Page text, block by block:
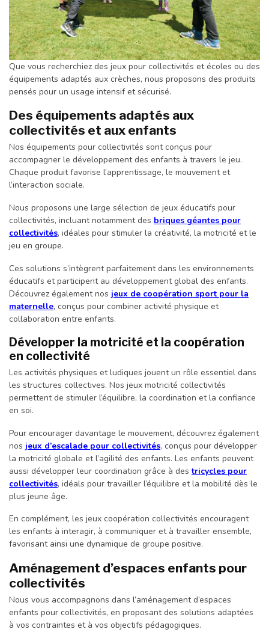
Que vous recherchiez des jeux pour collectivités et écoles ou des
équipements adaptés aux crèches, nous proposons des produits
pensés pour un usage intensif et sécurisé.
Des équipements adaptés aux
collectivités et aux enfants
Nos équipements pour collectivités sont conçus pour
accompagner le développement des enfants à travers le jeu.
Chaque produit favorise l’apprentissage, le mouvement et
l’interaction sociale.
Nous proposons une large sélection de jeux éducatifs pour
collectivités, incluant notamment des briques géantes pour
collectivités, idéales pour stimuler la créativité, la motricité et le
jeu en groupe.
Ces solutions s’intègrent parfaitement dans les environnements
éducatifs et participent au développement global des enfants.
Découvrez également nos jeux de coopération sport pour la
maternelle, conçus pour combiner activité physique et
collaboration entre enfants.
Développer la motricité et la coopération
en collectivité
Les activités physiques et ludiques jouent un rôle essentiel dans
les structures collectives. Nos jeux motricité collectivités
permettent de stimuler l’équilibre, la coordination et la confiance
en soi.
Pour encourager davantage le mouvement, découvrez également
nos jeux d’escalade pour collectivités, conçus pour développer
la motricité globale et l’agilité des enfants. Les enfants peuvent
aussi développer leur coordination grâce à destricycles pour
collectivités, idéals pour travailler l’équilibre et la mobilité dès le
plus jeune âge.
En complément, les jeux coopération collectivités encouragent
les enfants à interagir, à communiquer et à travailler ensemble,
favorisant ainsi une dynamique de groupe positive.
Aménagement d’espaces enfants pour
collectivités
Nous vous accompagnons dans l’aménagement d’espaces
enfants pour collectivités, en proposant des solutions adaptées
à vos contraintes et à vos objectifs pédagogiques.